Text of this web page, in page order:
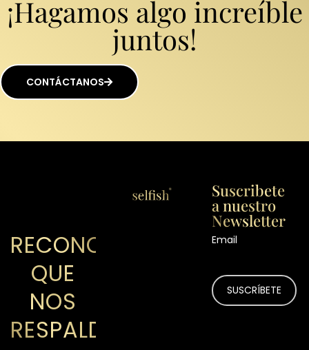
¡Hagamos algo increíble
juntos!
CONTÁCTANOS
RECONOCIMIENTOS
QUE
NOS
RESPALDAN
Suscribete
a nuestro
Newsletter
Email